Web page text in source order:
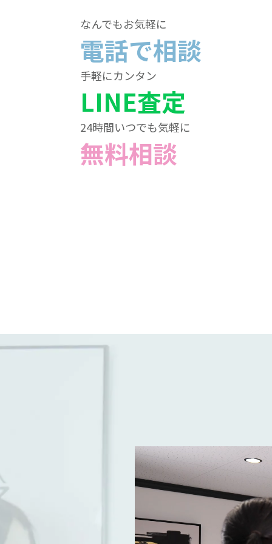
なんでもお気軽に
電話で相談
手軽にカンタン
LINE査定
24時間いつでも気軽に
無料相談